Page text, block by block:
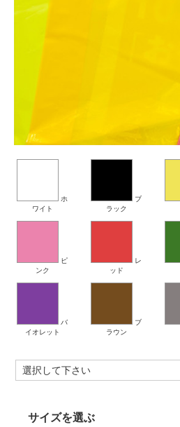
ホ
ワイト
ブ
ラック
ピ
ンク
レ
ッド
バ
イオレット
ブ
ラウン
サイズを選ぶ